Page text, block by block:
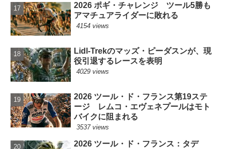
2026 ポギ・チャレンジ ツール5勝も
アマチュアライダーに敗れる
4154 views
Lidl-Trekのマッズ・ピーダスンが、現
役引退するレースを表明
4029 views
2026 ツール・ド・フランス第19ステ
ージ レムコ・エヴェネプールはモト
バイクに阻まれる
3537 views
2026 ツール・ド・フランス：タデ